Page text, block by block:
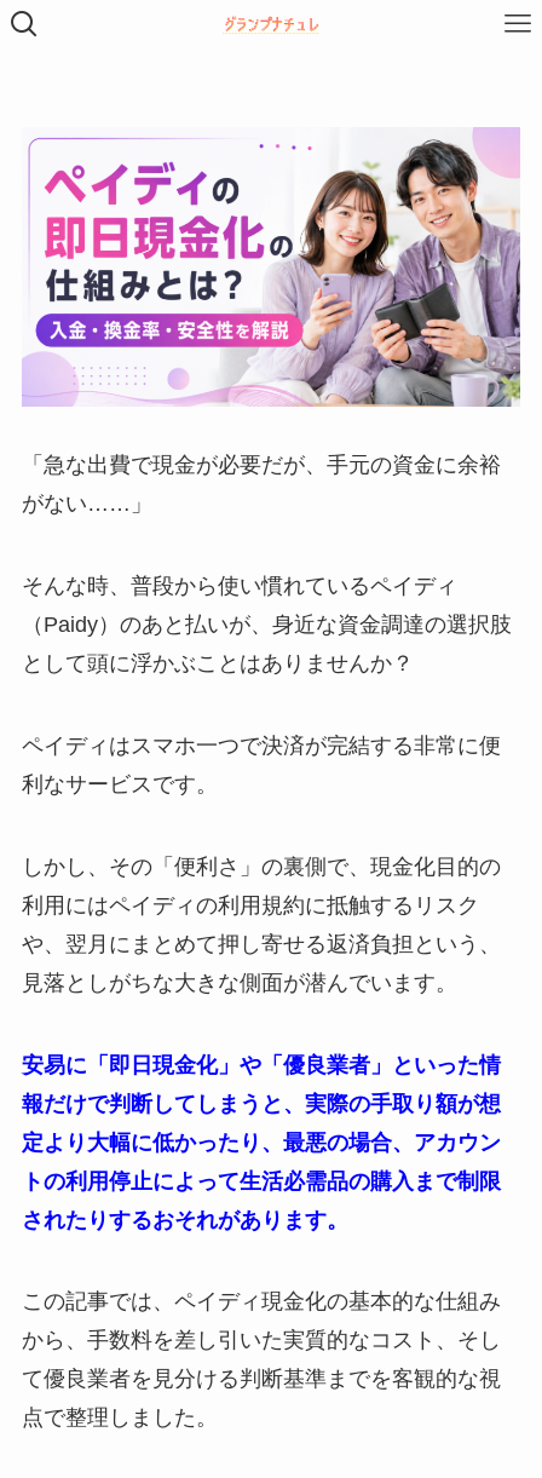
「急な出費で現金が必要だが、手元の資金に余裕
がない……」
そんな時、普段から使い慣れているペイディ
（Paidy）のあと払いが、身近な資金調達の選択肢
として頭に浮かぶことはありませんか？
ペイディはスマホ一つで決済が完結する非常に便
利なサービスです。
しかし、その「便利さ」の裏側で、現金化目的の
利用にはペイディの利用規約に抵触するリスク
や、翌月にまとめて押し寄せる返済負担という、
見落としがちな大きな側面が潜んでいます。
安易に「即日現金化」や「優良業者」といった情
報だけで判断してしまうと、実際の手取り額が想
定より大幅に低かったり、最悪の場合、アカウン
トの利用停止によって生活必需品の購入まで制限
されたりするおそれがあります。
この記事では、ペイディ現金化の基本的な仕組み
から、手数料を差し引いた実質的なコスト、そし
て優良業者を見分ける判断基準までを客観的な視
点で整理しました。